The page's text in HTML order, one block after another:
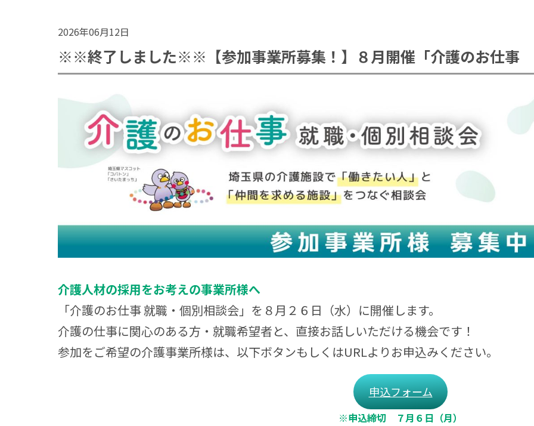
2026年06月12日
※※終了しました※※【参加事業所募集！】８月開催「介護のお仕事
介護人材の採用をお考えの事業所様へ
「介護のお仕事 就職・個別相談会」を８月２６日（水）に開催します。
介護の仕事に関心のある方・就職希望者と、直接お話しいただける機会です！
参加をご希望の介護事業所様は、以下ボタンもしくはURLよりお申込みください。
申込フォーム
※申込締切 ７月６日（月）